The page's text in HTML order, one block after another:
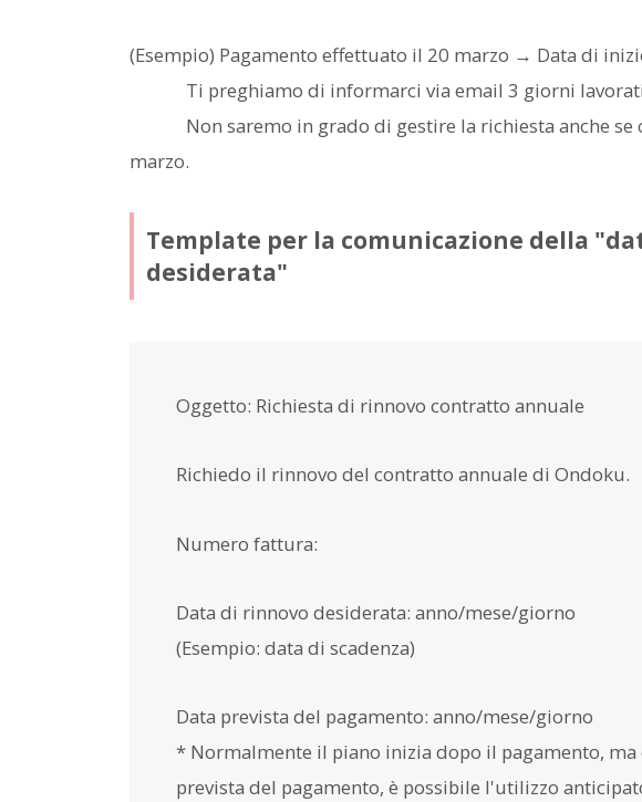
(Esempio) Pagamento effettuato il 20 marzo → Data di
Ti preghiamo di informarci via email 3 giorni
Non saremo in grado di gestire la richiesta anche se
marzo.
Template per la comunicazione della
desiderata"
Oggetto: Richiesta di rinnovo contratto annuale
Richiedo il rinnovo del contratto annuale di Ondoku.
Numero fattura:
Data di rinnovo desiderata: anno/mese/giorno
(Esempio: data di scadenza)
Data prevista del pagamento: anno/mese/giorno
* Normalmente il piano inizia dopo il pagamento,
prevista del pagamento, è possibile l'utilizzo